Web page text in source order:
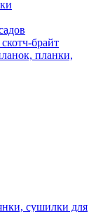
брайт
планки,
сушилки для